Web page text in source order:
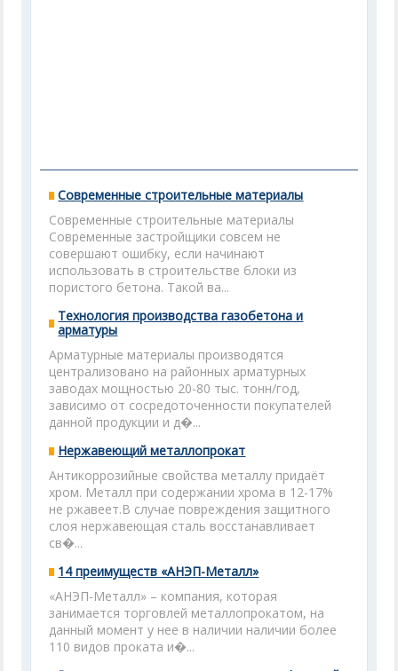
Современные строительные материалы
Современные строительные материалы
Современные застройщики совсем не
совершают ошибку, если начинают
использовать в строительстве блоки из
пористого бетона. Такой ва...
Технология производства газобетона и
арматуры
Арматурные материалы производятся
централизовано на районных арматурных
заводах мощностью 20-80 тыс. тонн/год,
зависимо от сосредоточенности покупателей
данной продукции и д�...
Нержавеющий металлопрокат
Антикоррозийные свойства металлу придаёт
хром. Металл при содержании хрома в 12-17%
не ржавеет.В случае повреждения защитного
слоя нержавеющая сталь восстанавливает
св�...
14 преимуществ «АНЭП-Металл»
«АНЭП-Металл» – компания, которая
занимается торговлей металлопрокатом, на
данный момент у нее в наличии наличии более
110 видов проката и�...